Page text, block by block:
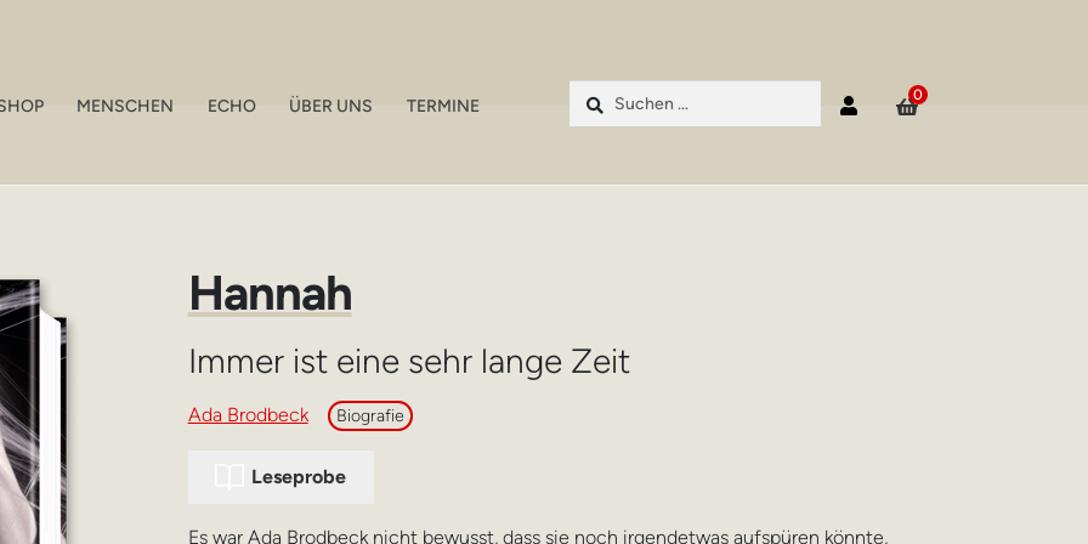
MENSCHEN ECHO ÜBER UNS TERMINE
Suchen
nach:
0
Hannah
Immer ist eine sehr lange Zeit
Ada Brodbeck Biografie
Leseprobe
Es war Ada Brodbeck nicht bewusst, dass sie noch irgendetwas aufspüren könnte,